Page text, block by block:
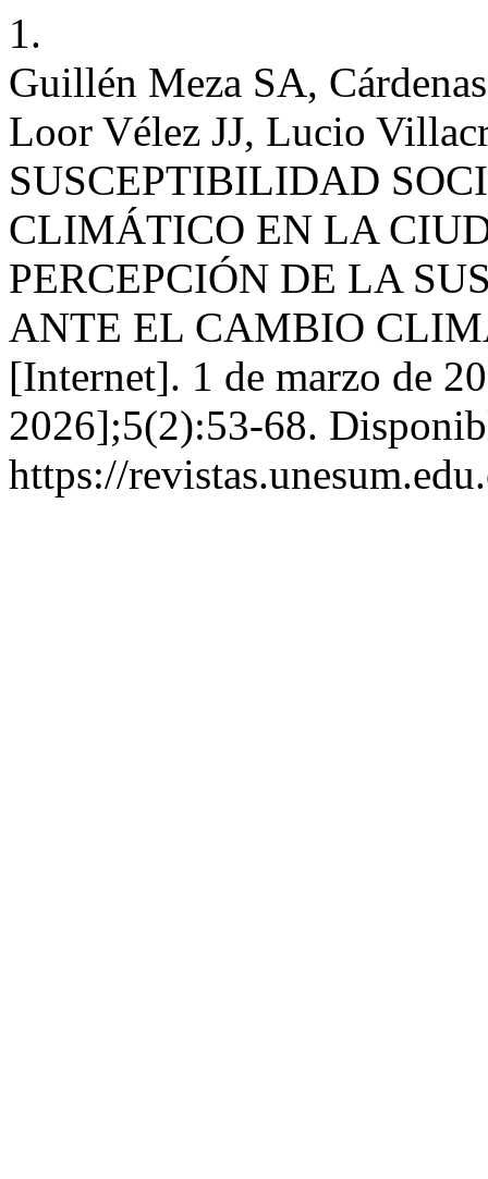
1.
Guillén Meza SA,
Loor Vélez JJ, Lucio
SUSCEPTIBILIDAD
CLIMÁTICO EN LA
PERCEPCIÓN DE LA
ANTE EL CAMBIO
[Internet]. 1 de marzo de
2026];5(2):53-68.
https://